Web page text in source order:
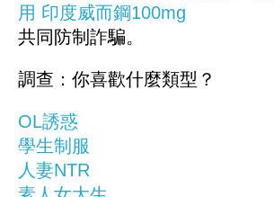
用 印度威而鋼100mg
共同防制詐騙。
調查：你喜歡什麼類型？
OL誘惑
學生制服
人妻NTR